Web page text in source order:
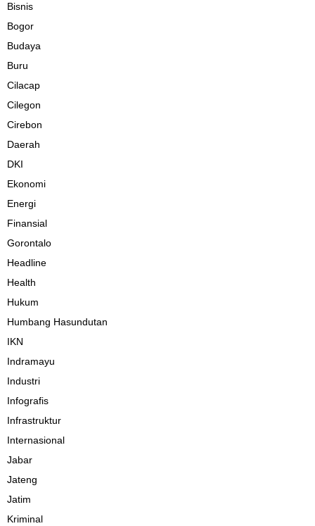
Bisnis
Bogor
Budaya
Buru
Cilacap
Cilegon
Cirebon
Daerah
DKI
Ekonomi
Energi
Finansial
Gorontalo
Headline
Health
Hukum
Humbang Hasundutan
IKN
Indramayu
Industri
Infografis
Infrastruktur
Internasional
Jabar
Jateng
Jatim
Kriminal